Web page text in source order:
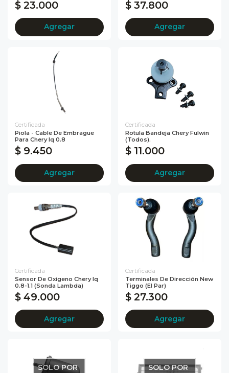
$ 23.000
Agregar
$ 37.800
Agregar
Certificada
Piola - Cable De Embrague
Para Chery Iq 0.8
$ 9.450
Agregar
Certificada
Rotula Bandeja Chery Fulwin
(todos).
$ 11.000
Agregar
Certificada
Sensor De Oxigeno Chery Iq
0.8-1.1 (Sonda Lambda)
$ 49.000
Agregar
Certificada
Terminales De Dirección New
Tiggo (El Par)
$ 27.300
Agregar
SOLO POR
SOLO POR